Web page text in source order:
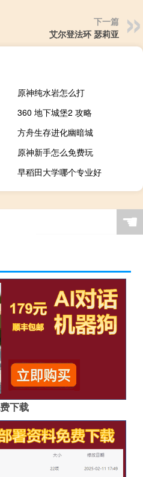
下一篇
艾尔登法环 瑟莉亚
原神纯水岩怎么打
360 地下城堡2 攻略
方舟生存进化幽暗城
原神新手怎么免费玩
早稻田大学哪个专业好
☚
下载